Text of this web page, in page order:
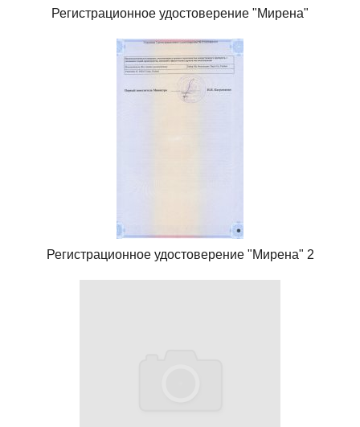
Регистрационное удостоверение "Мирена"
Регистрационное удостоверение "Мирена" 2